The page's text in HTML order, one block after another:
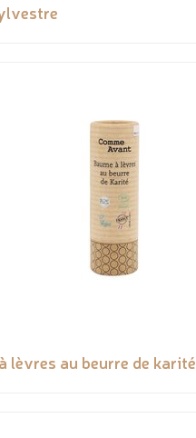
lèvres au beurre de karité